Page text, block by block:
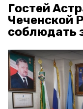
Гостей
Чеченской
соблюдать